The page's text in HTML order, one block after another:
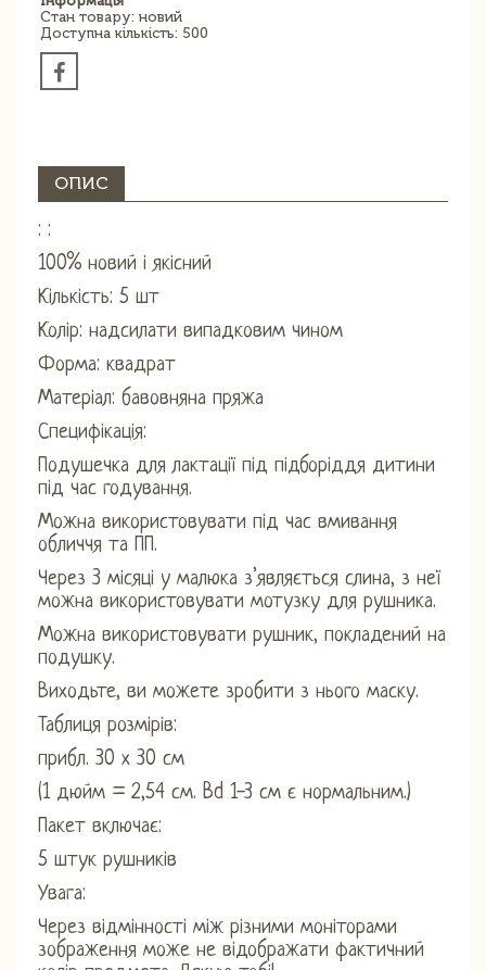
Стан товару: новий
Доступна кількість: 500
ОПИС
: :
100% новий і якісний
Кількість: 5 шт
Колір: надсилати випадковим чином
Форма: квадрат
Матеріал: бавовняна пряжа
Специфікація:
Подушечка для лактації під підборіддя дитини
під час годування.
Можна використовувати під час вмивання
обличчя та ПП.
Через 3 місяці у малюка з’являється слина, з неї
можна використовувати мотузку для рушника.
Можна використовувати рушник, покладений на
подушку.
Виходьте, ви можете зробити з нього маску.
Таблиця розмірів:
прибл. 30 х 30 см
(1 дюйм = 2,54 см. Bd 1-3 см є нормальним.)
Пакет включає:
5 штук рушників
Увага:
Через відмінності між різними моніторами
зображення може не відображати фактичний